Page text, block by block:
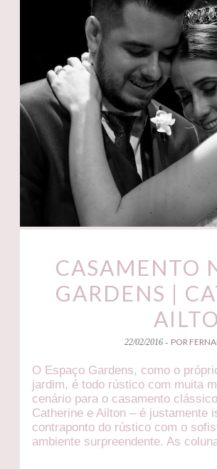
CASAMENTO
GARDENS |
22/02/2016 - POR
O Espaço Gardens, como o
jardim, é todo rústico com muita
cenário para o casamento
Catherine e Ailton – é justamente
contraponto do rústico com o
ambiente surpreendente. As